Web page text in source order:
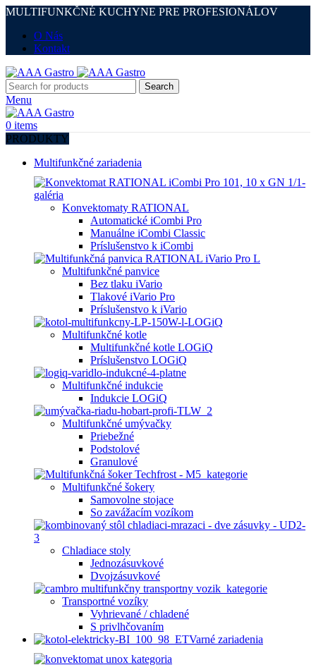
MULTIFUNKČNÉ KUCHYNE PRE PROFESIONÁLOV
O Nás
Kontakt
Search
Menu
0 items
PRODUKTY
Multifunkčné zariadenia
Konvektomaty RATIONAL
Automatické iCombi Pro
Manuálne iCombi Classic
Príslušenstvo k iCombi
Multifunkčné panvice
Bez tlaku iVario
Tlakové iVario Pro
Príslušenstvo k iVario
Multifunkčné kotle
Multifunkčné kotle LOGiQ
Príslušenstvo LOGiQ
Multifunkčné indukcie
Indukcie LOGiQ
Multifunkčné umývačky
Priebežné
Podstolové
Granulové
Multifunkčné šokery
Samovolne stojace
So zavážacím vozíkom
Chladiace stoly
Jednozásuvkové
Dvojzásuvkové
Transportné vozíky
Vyhrievané / chladené
S privlhčovaním
Varné zariadenia